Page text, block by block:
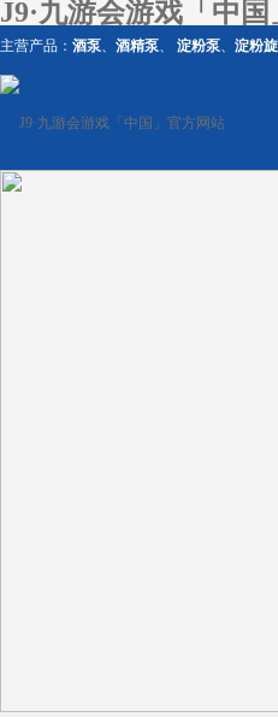
J9·九游会游戏「中
主营产品： 酒泵、 酒精泵、 淀粉泵、 淀粉